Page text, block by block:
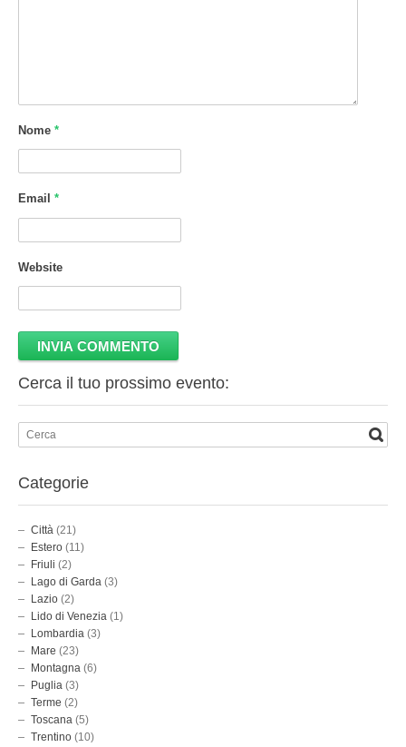
Nome *
Email *
Website
Cerca il tuo prossimo evento:
Categorie
Città (21)
Estero (11)
Friuli (2)
Lago di Garda (3)
Lazio (2)
Lido di Venezia (1)
Lombardia (3)
Mare (23)
Montagna (6)
Puglia (3)
Terme (2)
Toscana (5)
Trentino (10)